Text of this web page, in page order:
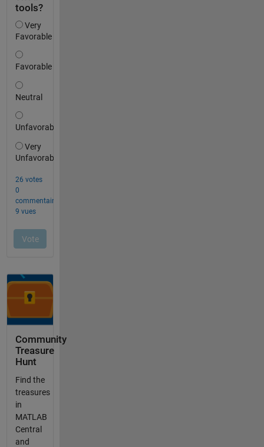
Community
Treasure
Hunt
Find the
treasures
in
MATLAB
Central
and